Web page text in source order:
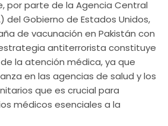
por parte de la Agencia Central
del Gobierno de Estados Unidos,
de vacunación en Pakistán con
antiterrorista constituye
la atención médica, ya que
en las agencias de salud y los
que es crucial para
médicos esenciales a la